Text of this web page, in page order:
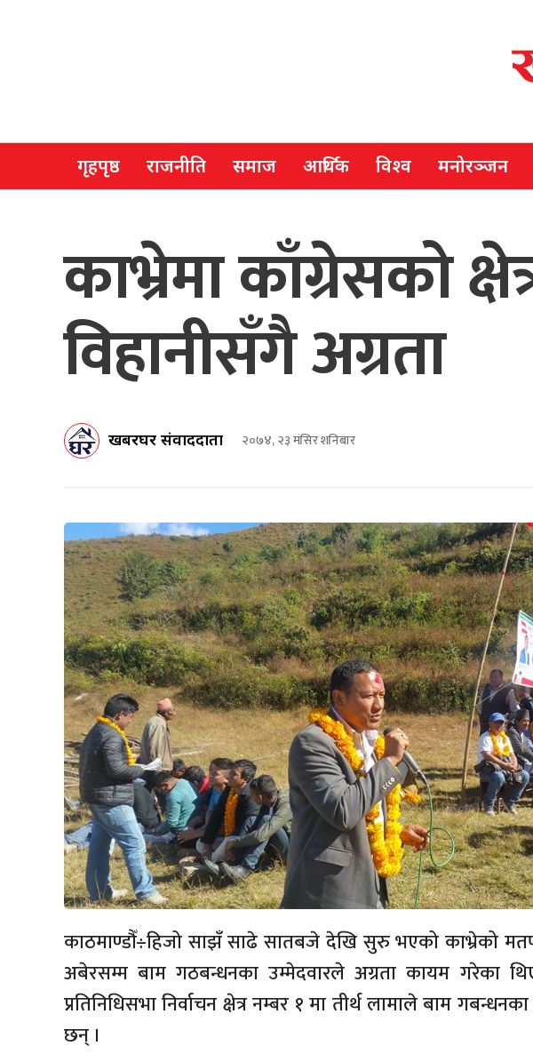
गृहपृष्ठ राजनीति समाज आर्थिक विश्व मनोरञ्जन
काभ्रेमा काँग्रेसको
विहानीसँगै अग्रता
खबरघर संवाददाता २०७४, २३ मंसिर शनिबार
काठमाण्डौँ÷हिजो साझँ साढे सातबजे देखि सुरु भएको काभ्रेको
अबेरसम्म बाम गठबन्धनका उम्मेदवारले अग्रता कायम गरेका
प्रतिनिधिसभा निर्वाचन क्षेत्र नम्बर १ मा तीर्थ लामाले बाम
छन् ।